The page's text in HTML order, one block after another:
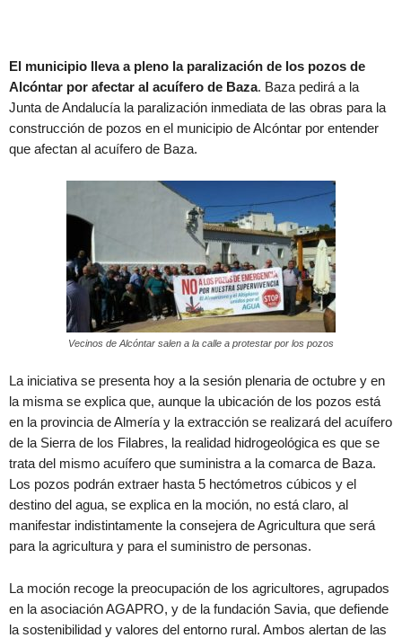
El municipio lleva a pleno la paralización de los pozos de
Alcóntar por afectar al acuífero de Baza. Baza pedirá a la
Junta de Andalucía la paralización inmediata de las obras para la
construcción de pozos en el municipio de Alcóntar por entender
que afectan al acuífero de Baza.
Vecinos de Alcóntar salen a la calle a protestar por los pozos
La iniciativa se presenta hoy a la sesión plenaria de octubre y en
la misma se explica que, aunque la ubicación de los pozos está
en la provincia de Almería y la extracción se realizará del acuífero
de la Sierra de los Filabres, la realidad hidrogeológica es que se
trata del mismo acuífero que suministra a la comarca de Baza.
Los pozos podrán extraer hasta 5 hectómetros cúbicos y el
destino del agua, se explica en la moción, no está claro, al
manifestar indistintamente la consejera de Agricultura que será
para la agricultura y para el suministro de personas.
La moción recoge la preocupación de los agricultores, agrupados
en la asociación AGAPRO, y de la fundación Savia, que defiende
la sostenibilidad y valores del entorno rural. Ambos alertan de las